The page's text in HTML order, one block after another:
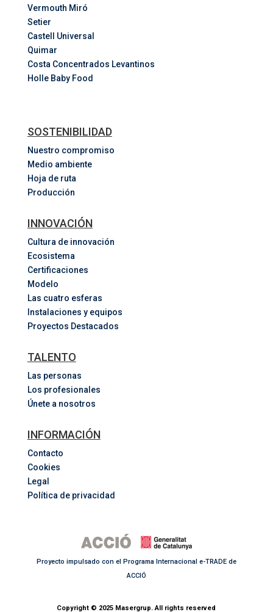
Vermouth Miró
Setier
Castell Universal
Quimar
Costa Concentrados Levantinos
Holle Baby Food
SOSTENIBILIDAD
Nuestro compromiso
Medio ambiente
Hoja de ruta
Producción
INNOVACIÓN
Cultura de innovación
Ecosistema
Certificaciones
Modelo
Las cuatro esferas
Instalaciones y equipos
Proyectos Destacados
TALENTO
Las personas
Los profesionales
Únete a nosotros
INFORMACIÓN
Contacto
Cookies
Legal
Política de privacidad
Proyecto impulsado con el Programa Internacional e-TRADE de
ACCIÓ
Copyright © 2025 Masergrup. All rights reserved